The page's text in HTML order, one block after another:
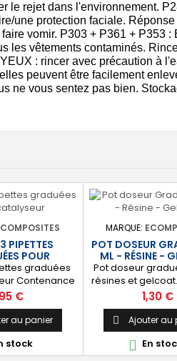
le rejet dans l'environnement.
une protection faciale.
vomir. P303 + P361 + P353
les vêtements contaminés.
: rincer avec précaution à
peuvent être facilement
ne vous sentez pas bien.
PIPETTES
POUR
graduées
Contenance
tous les
€
au panier
stock
MARQUE:
POT DOSEUR
ML - RÉSINE -
Pot doseur
résines et
340 ml Idéal pour
quantité
résine ou
Prix
1,30 €
 Ajouter au
 En